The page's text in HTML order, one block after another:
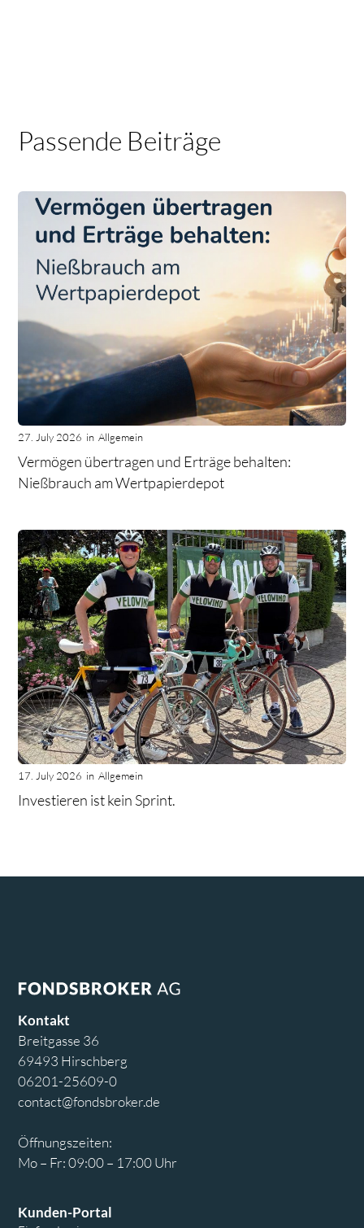
Passende Beiträge
27. July 2026 in Allgemein
Vermögen übertragen und Erträge behalten:
Nießbrauch am Wertpapierdepot
17. July 2026 in Allgemein
Investieren ist kein Sprint.
Kontakt
Breitgasse 36
69493 Hirschberg
06201-25609-0
contact@fondsbroker.de
Öffnungszeiten:
Mo – Fr: 09:00 – 17:00 Uhr
Kunden-Portal